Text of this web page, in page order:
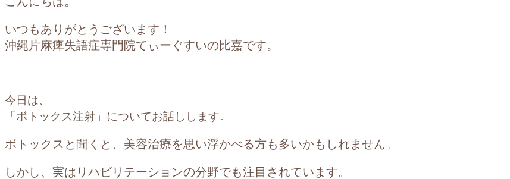
いつもありがとうございます！
沖縄片麻痺失語症専門院てぃーぐすいの比嘉です。
今日は、
「ボトックス注射」についてお話しします。
ボトックスと聞くと、美容治療を思い浮かべる方も多いかもしれません。
しかし、実はリハビリテーションの分野でも注目されています。